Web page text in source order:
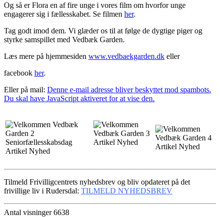
Og så er Flora en af fire unge i vores film om hvorfor unge
engagerer sig i fællesskabet. Se filmen her.
Tag godt imod dem. Vi glæder os til at følge de dygtige piger og
styrke samspillet med Vedbæk Garden.
Læs mere på hjemmesiden www.vedbaekgarden.dk eller
facebook her.
Eller på mail: Denne e-mail adresse bliver beskyttet mod spambots.
Du skal have JavaScript aktiveret for at vise den.
Tilmeld Frivilligcentrets nyhedsbrev og bliv opdateret på det
frivillige liv i Rudersdal: TILMELD NYHEDSBREV
Antal visninger 6638